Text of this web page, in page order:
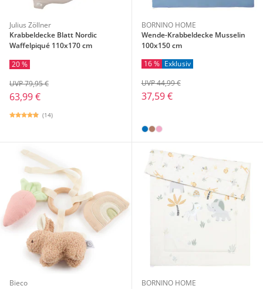
Julius Zöllner
Krabbeldecke Blatt Nordic
Waffelpiqué 110x170 cm
20 %
63,99 €
UVP 79,95 €
(14)
BORNINO HOME
Wende-Krabbeldecke Musselin
100x150 cm
16 % Exklusiv
37,59 €
UVP 44,99 €
Bieco
BORNINO HOME